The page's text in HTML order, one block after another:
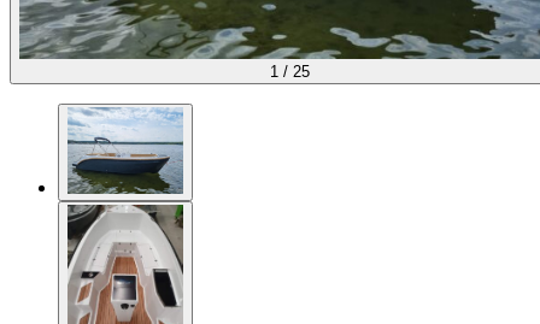
1/ 25